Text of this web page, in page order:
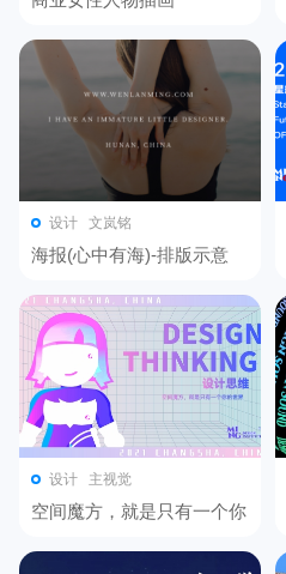
设计 文岚铭
海报(心中有海)-排版示意
设计 主视觉
空间魔方，就是只有一个你